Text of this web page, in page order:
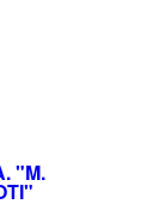
"M.